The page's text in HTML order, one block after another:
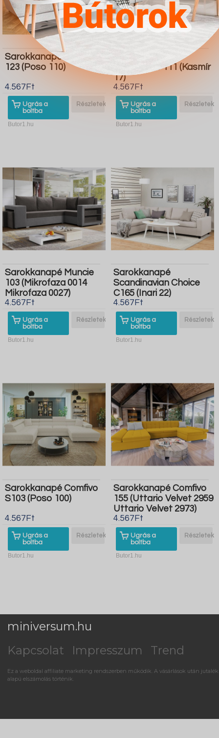
Sarokkanapé Memphis
123 (Poso 110)
4.567Ft
Ugrás a
boltba
Részletek
Butor1.hu
Providence 111 (Kasmír
17)
4.567Ft
Ugrás a
boltba
Részletek
Butor1.hu
Sarokkanapé Muncie
103 (Mikrofaza 0014
Mikrofaza 0027)
4.567Ft
Ugrás a
boltba
Részletek
Butor1.hu
Sarokkanapé
Scandinavian Choice
C165 (Inari 22)
4.567Ft
Ugrás a
boltba
Részletek
Butor1.hu
Sarokkanapé Comfivo
S103 (Poso 100)
4.567Ft
Ugrás a
boltba
Részletek
Butor1.hu
Sarokkanapé Comfivo
155 (Uttario Velvet 2959
Uttario Velvet 2973)
4.567Ft
Ugrás a
boltba
Részletek
Butor1.hu
miniversum.hu
Kapcsolat
Impresszum Trend
Ez a weboldal affiliate marketing rendszerben működik. A vásárlások után jutalék
alapú elszámolás történik.